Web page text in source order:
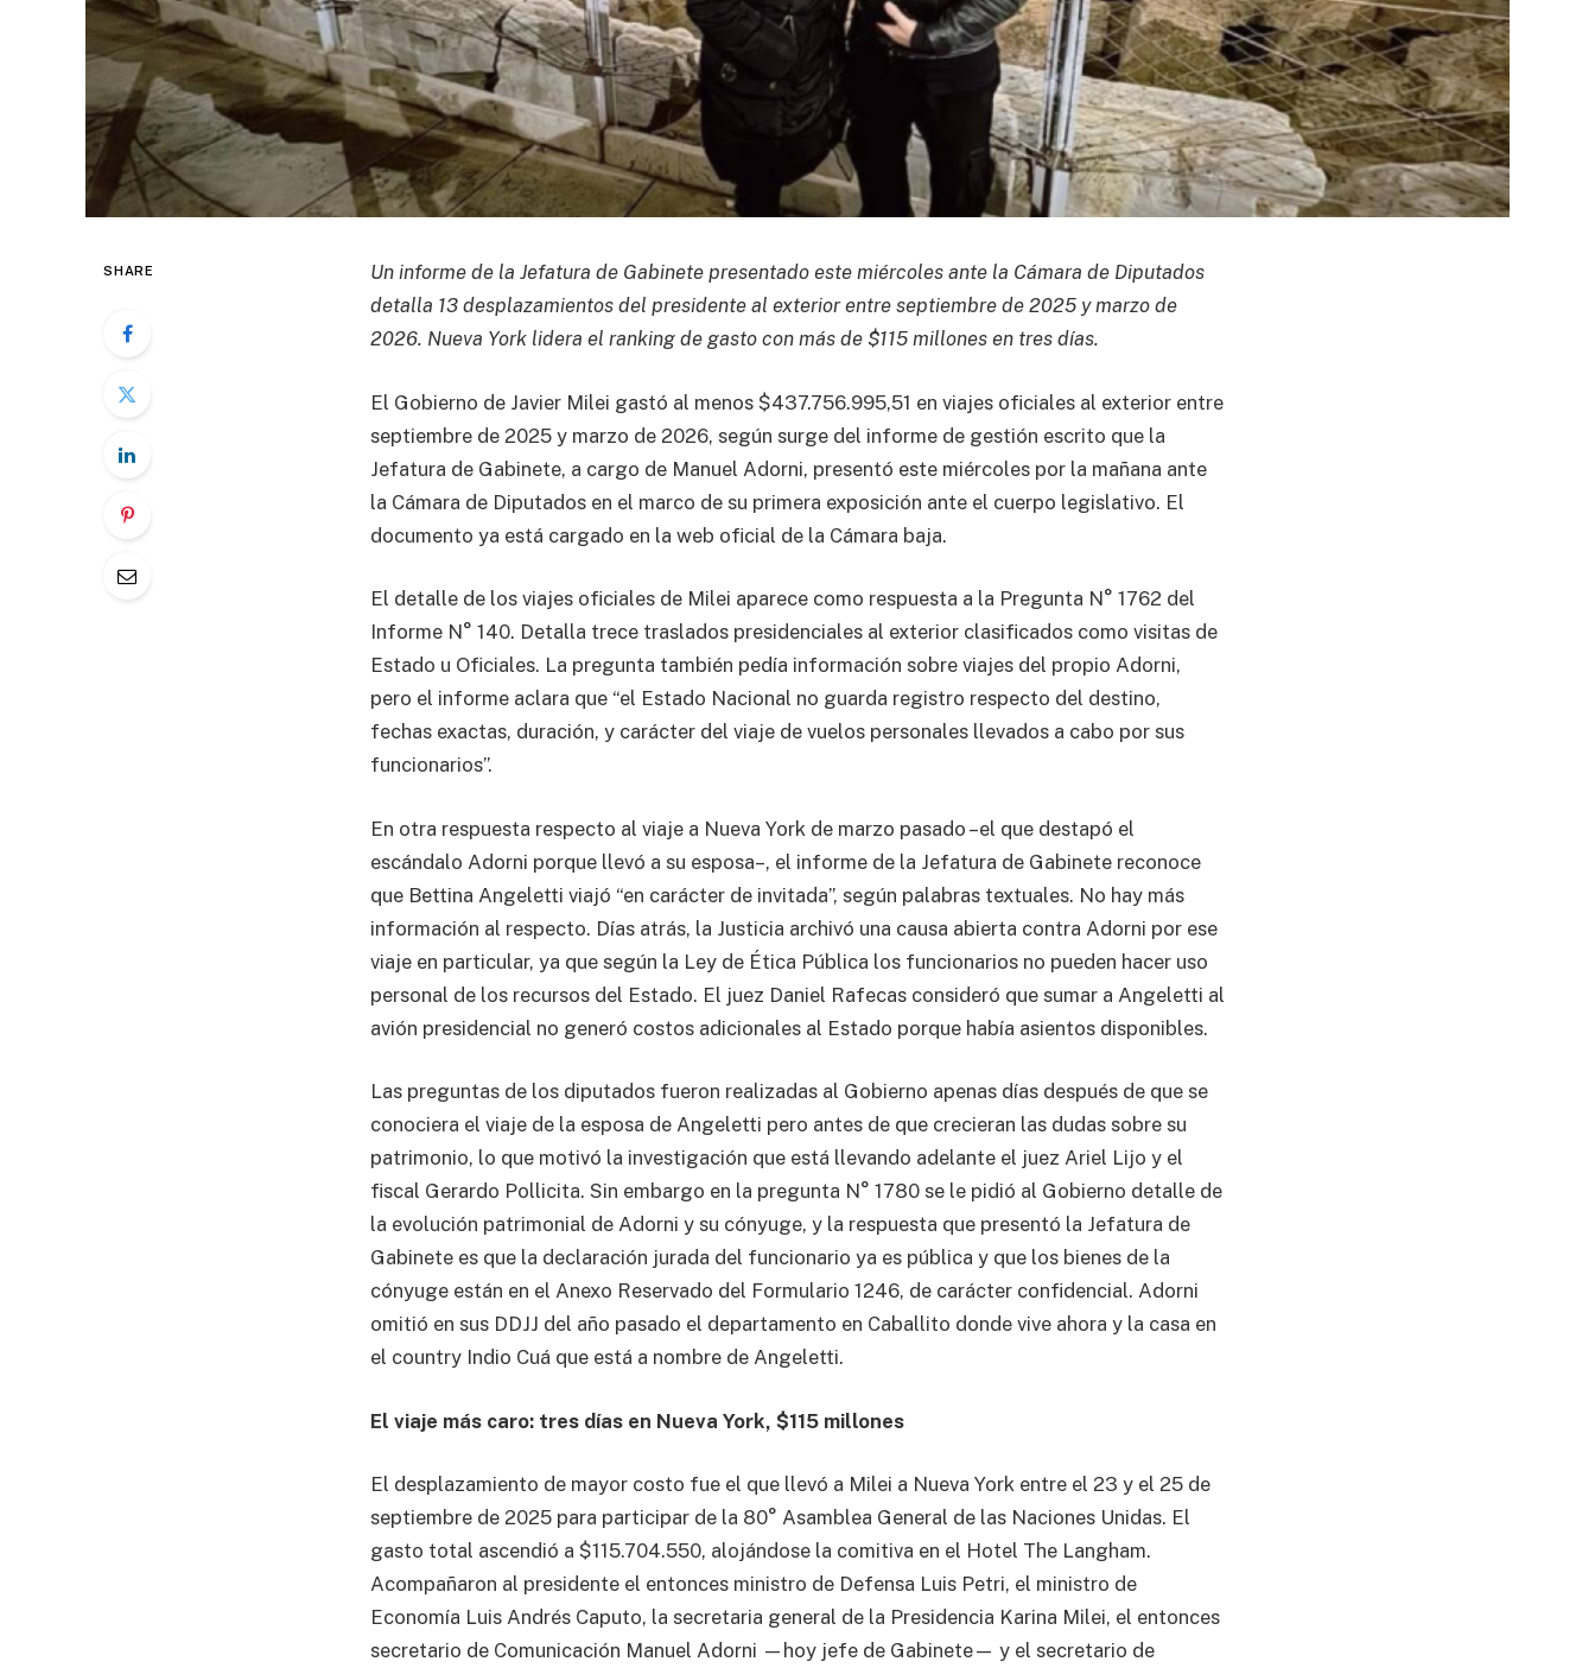
SHARE
Un informe de la Jefatura de Gabinete presentado este miércoles ante la Cámara de Diputados
detalla 13 desplazamientos del presidente al exterior entre septiembre de 2025 y marzo de
2026. Nueva York lidera el ranking de gasto con más de $115 millones en tres días.
El Gobierno de Javier Milei gastó al menos $437.756.995,51 en viajes oficiales al exterior entre
septiembre de 2025 y marzo de 2026, según surge del informe de gestión escrito que la
Jefatura de Gabinete, a cargo de Manuel Adorni, presentó este miércoles por la mañana ante
la Cámara de Diputados en el marco de su primera exposición ante el cuerpo legislativo. El
documento ya está cargado en la web oficial de la Cámara baja.
El detalle de los viajes oficiales de Milei aparece como respuesta a la Pregunta N° 1762 del
Informe N° 140. Detalla trece traslados presidenciales al exterior clasificados como visitas de
Estado u Oficiales. La pregunta también pedía información sobre viajes del propio Adorni,
pero el informe aclara que “el Estado Nacional no guarda registro respecto del destino,
fechas exactas, duración, y carácter del viaje de vuelos personales llevados a cabo por sus
funcionarios”.
En otra respuesta respecto al viaje a Nueva York de marzo pasado –el que destapó el
escándalo Adorni porque llevó a su esposa–, el informe de la Jefatura de Gabinete reconoce
que Bettina Angeletti viajó “en carácter de invitada”, según palabras textuales. No hay más
información al respecto. Días atrás, la Justicia archivó una causa abierta contra Adorni por ese
viaje en particular, ya que según la Ley de Ética Pública los funcionarios no pueden hacer uso
personal de los recursos del Estado. El juez Daniel Rafecas consideró que sumar a Angeletti al
avión presidencial no generó costos adicionales al Estado porque había asientos disponibles.
Las preguntas de los diputados fueron realizadas al Gobierno apenas días después de que se
conociera el viaje de la esposa de Angeletti pero antes de que crecieran las dudas sobre su
patrimonio, lo que motivó la investigación que está llevando adelante el juez Ariel Lijo y el
fiscal Gerardo Pollicita. Sin embargo en la pregunta N° 1780 se le pidió al Gobierno detalle de
la evolución patrimonial de Adorni y su cónyuge, y la respuesta que presentó la Jefatura de
Gabinete es que la declaración jurada del funcionario ya es pública y que los bienes de la
cónyuge están en el Anexo Reservado del Formulario 1246, de carácter confidencial. Adorni
omitió en sus DDJJ del año pasado el departamento en Caballito donde vive ahora y la casa en
el country Indio Cuá que está a nombre de Angeletti.
El viaje más caro: tres días en Nueva York, $115 millones
El desplazamiento de mayor costo fue el que llevó a Milei a Nueva York entre el 23 y el 25 de
septiembre de 2025 para participar de la 80° Asamblea General de las Naciones Unidas. El
gasto total ascendió a $115.704.550, alojándose la comitiva en el Hotel The Langham.
Acompañaron al presidente el entonces ministro de Defensa Luis Petri, el ministro de
Economía Luis Andrés Caputo, la secretaria general de la Presidencia Karina Milei, el entonces
secretario de Comunicación Manuel Adorni —hoy jefe de Gabinete— y el secretario de